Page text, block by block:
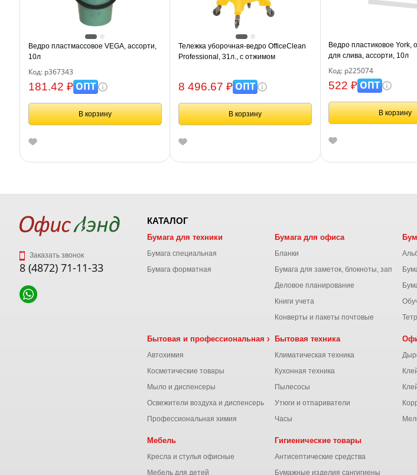
Ведро пластмассовое VEGA, ассорти,
10л
Код: р367343
181.42 ₽ОПТ
В корзину
Тележка уборочная-ведро OfficeClean
Professional, 31л., с отжимом
8 496.67 ₽ОПТ
В корзину
Ведро пластиковое York,
для слива, ассорти, 10л
Код: р225074
522 ₽ОПТ
В корзину
Заказать звонок
8 (4872) 71-11-33
КАТАЛОГ
Бумага для техники
Бумага специальная
Бумага форматная
Бумага для офиса
Бланки
Бумага для заметок, блокноты, записные
Деловое планирование
Книги учета
Конверты и пакеты почтовые
Бытовая и профессиональная химия
Автохимия
Косметические товары
Мыло и диспенсеры
Освежители воздуха и диспенсеры
Профессиональная химия
Бытовая техника
Климатическая техника
Кухонная техника
Пылесосы
Утюги и отпариватели
Часы
Мебель
Кресла и стулья офисные
Мебель для детей
Гигиенические товары
Антисептические средства
Бумажные изделия сангигиены